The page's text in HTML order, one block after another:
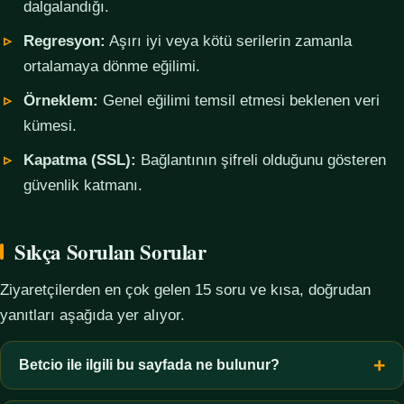
dalgalandığı.
Regresyon: Aşırı iyi veya kötü serilerin zamanla
ortalamaya dönme eğilimi.
Örneklem: Genel eğilimi temsil etmesi beklenen veri
kümesi.
Kapatma (SSL): Bağlantının şifreli olduğunu gösteren
güvenlik katmanı.
Sıkça Sorulan Sorular
Ziyaretçilerden en çok gelen 15 soru ve kısa, doğrudan
yanıtları aşağıda yer alıyor.
Betcio ile ilgili bu sayfada ne bulunur?
Bu sayfada yalnızca kavramsal bilgi, terim açıklamaları, veri